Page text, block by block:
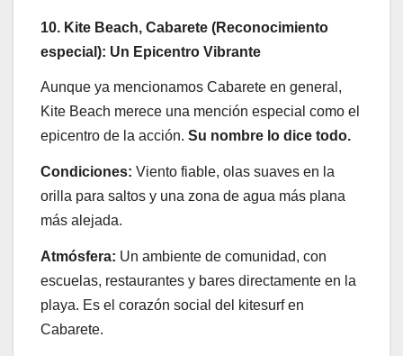
10. Kite Beach, Cabarete (Reconocimiento
especial): Un Epicentro Vibrante
Aunque ya mencionamos Cabarete en general,
Kite Beach merece una mención especial como el
epicentro de la acción. Su nombre lo dice todo.
Condiciones: Viento fiable, olas suaves en la
orilla para saltos y una zona de agua más plana
más alejada.
Atmósfera: Un ambiente de comunidad, con
escuelas, restaurantes y bares directamente en la
playa. Es el corazón social del kitesurf en
Cabarete.